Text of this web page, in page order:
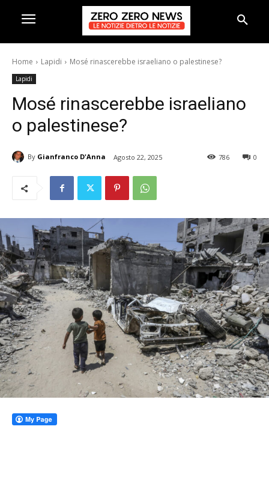
Home Lapidi Mosé rinascerebbe israeliano o palestinese?
Lapidi
Mosé rinascerebbe israeliano
o palestinese?
By Gianfranco D'Anna Agosto 22, 2025 0
786